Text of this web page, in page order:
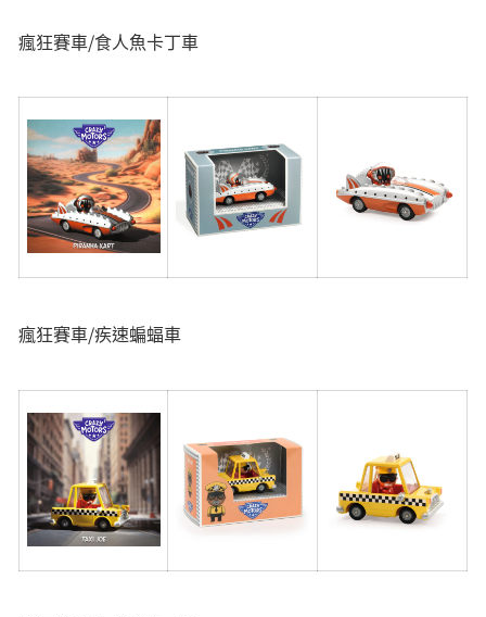
瘋狂賽車/食人魚卡丁車
瘋狂賽車/疾速蝙蝠車